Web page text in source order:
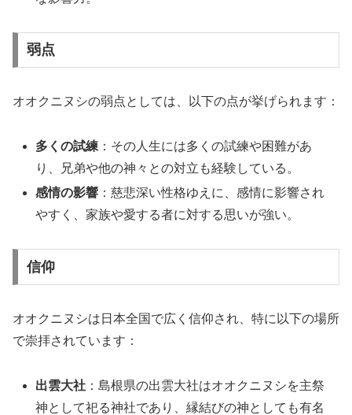
弱点
オオクニヌシの弱点としては、以下の点が挙げられます：
多くの試練 ：その人生には多くの試練や困難があ
り、兄弟や他の神々との対立も経験している。
感情の影響 ：慈悲深い性格ゆえに、感情に影響され
やすく、家族や愛する者に対する思いが強い。
信仰
オオクニヌシは日本全国で広く信仰され、特に以下の場所
で崇拝されています：
出雲大社 ：島根県の出雲大社はオオクニヌシを主祭
神として祀る神社であり、縁結びの神としても有名